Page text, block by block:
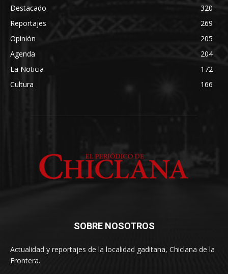
Destacado
320
Reportajes
269
Opinión
205
Agenda
204
La Noticia
172
Cultura
166
SOBRE NOSOTROS
Actualidad y reportajes de la localidad gaditana, Chiclana de la
Frontera.